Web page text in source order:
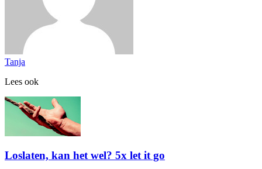
Tanja
Lees ook
Loslaten, kan het wel? 5x let it go